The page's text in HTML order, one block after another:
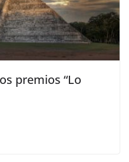
premios “Lo